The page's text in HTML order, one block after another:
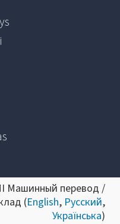
Машинный перевод /
(English, Русский,
Українська)